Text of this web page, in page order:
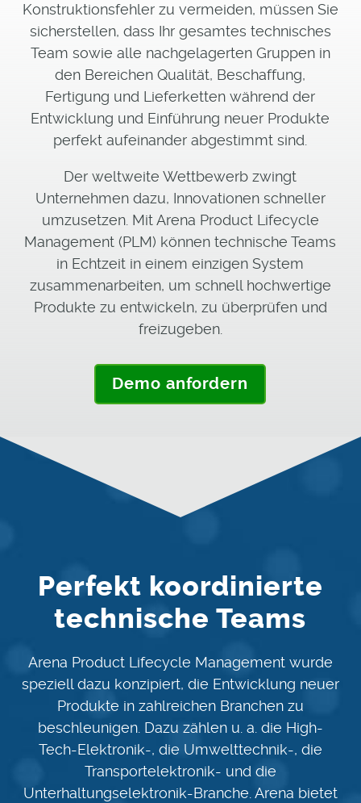
Konstruktionsfehler zu vermeiden, müssen Sie
sicherstellen, dass Ihr gesamtes technisches
Team sowie alle nachgelagerten Gruppen in
den Bereichen Qualität, Beschaffung,
Fertigung und Lieferketten während der
Entwicklung und Einführung neuer Produkte
perfekt aufeinander abgestimmt sind.
Der weltweite Wettbewerb zwingt
Unternehmen dazu, Innovationen schneller
umzusetzen. Mit Arena Product Lifecycle
Management (PLM) können technische Teams
in Echtzeit in einem einzigen System
zusammenarbeiten, um schnell hochwertige
Produkte zu entwickeln, zu überprüfen und
freizugeben.
Demo anfordern
Perfekt koordinierte
technische Teams
Arena Product Lifecycle Management wurde
speziell dazu konzipiert, die Entwicklung neuer
Produkte in zahlreichen Branchen zu
beschleunigen. Dazu zählen u. a. die High-
Tech-Elektronik-, die Umwelttechnik-, die
Transportelektronik- und die
Unterhaltungselektronik-Branche. Arena bietet